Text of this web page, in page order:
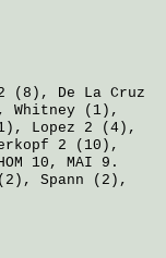
(8), De La Cruz
Whitney (1),
Lopez 2 (4),
2 (10),
10, MAI 9.
Spann (2),